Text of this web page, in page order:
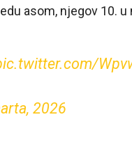
asom, njegov 10. u
2026